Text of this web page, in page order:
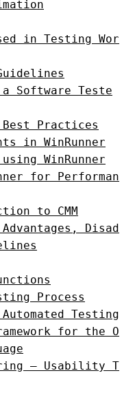
in Testing Wor
Software Teste
Best Practices
in WinRunner
WinRunner
for Performan
to CMM
Disad
Process
Testing
for the O
– Usability T